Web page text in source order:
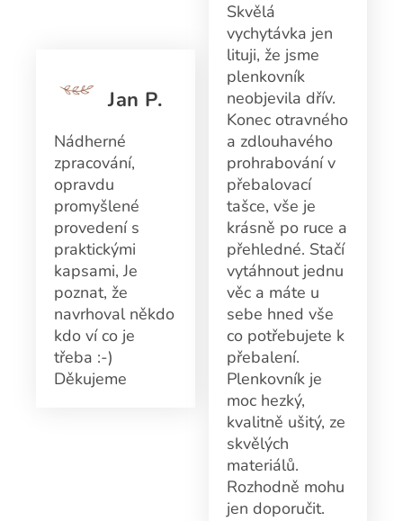
Jan P.
Nádherné
zpracování,
opravdu
promyšlené
provedení s
praktickými
kapsami, Je
poznat, že
navrhoval někdo
kdo ví co je
třeba :-)
Děkujeme
Skvělá
vychytávka jen
lituji, že jsme
plenkovník
neobjevila dřív.
Konec otravného
a zdlouhavého
prohrabování v
přebalovací
tašce, vše je
krásně po ruce a
přehledné. Stačí
vytáhnout jednu
věc a máte u
sebe hned vše
co potřebujete k
přebalení.
Plenkovník je
moc hezký,
kvalitně ušitý, ze
skvělých
materiálů.
Rozhodně mohu
jen doporučit.